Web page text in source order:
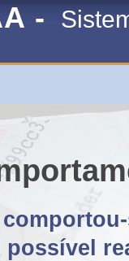
-